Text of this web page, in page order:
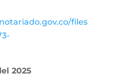
files
2025